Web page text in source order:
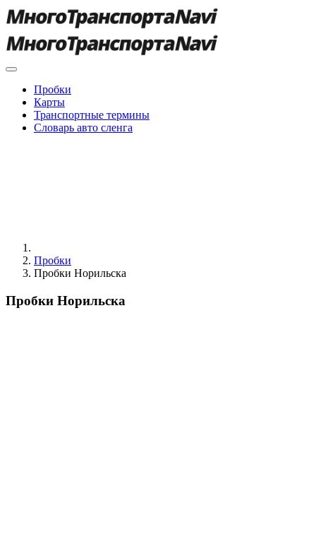
Пробки
Карты
Транспортные термины
Словарь авто сленга
Пробки
Пробки Норильска
Пробки Норильска